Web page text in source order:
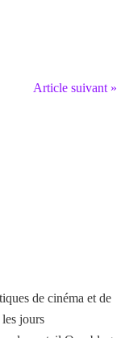
Article suivant »
de cinéma et de
jours